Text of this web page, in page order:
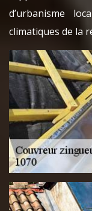
d’urbanisme
climatiques de la